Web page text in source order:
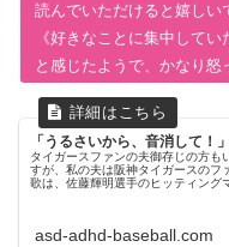
読んでいただけると嬉しい
《好きなことに集中して
と感じたようで、かなり怒
「うるさいから、音消して！」
タイガースファンの夫御存じの方も
すが、私の夫は阪神タイガースのフ
歌は、佐藤輝明選手のヒッティング
asd-adhd-baseball.com